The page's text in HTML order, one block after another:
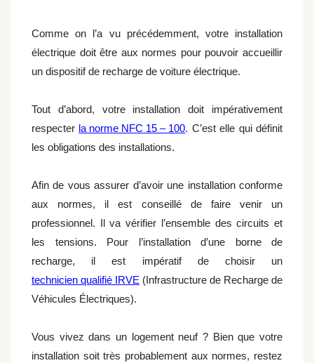
Comme on l’a vu précédemment, votre installation
électrique doit être aux normes pour pouvoir accueillir
un dispositif de recharge de voiture électrique.
Tout d’abord, votre installation doit impérativement
respecter la norme NFC 15 – 100. C’est elle qui définit
les obligations des installations.
Afin de vous assurer d’avoir une installation conforme
aux normes, il est conseillé de faire venir un
professionnel. Il va vérifier l’ensemble des circuits et
les tensions. Pour l’installation d’une borne de
recharge, il est impératif de choisir un
technicien qualifié IRVE (Infrastructure de Recharge de
Véhicules Électriques).
Vous vivez dans un logement neuf ? Bien que votre
installation soit très probablement aux normes, restez